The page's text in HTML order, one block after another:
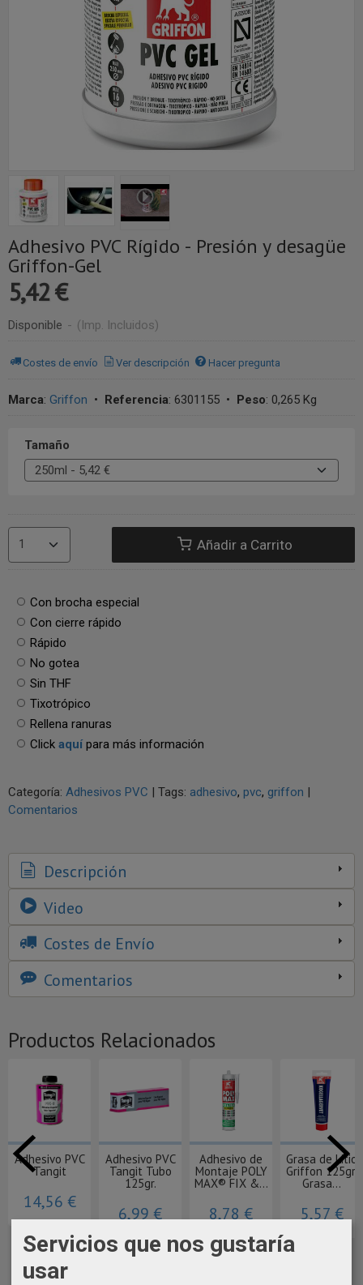
Adhesivo PVC Rígido - Presión y desagüe
Griffon-Gel
5,42 €
Disponible - (Imp. Incluidos)
Costes de envío Ver descripción Hacer pregunta
Marca: Griffon • Referencia: 6301155 • Peso: 0,265 Kg
Tamaño
Añadir a Carrito
Con brocha especial
Con cierre rápido
Rápido
No gotea
Sin THF
Tixotrópico
Rellena ranuras
Click aquípara más información
Categoría: Adhesivos PVC | Tags: adhesivo pvc griffon |
Comentarios
Descripción
Video
Costes de Envío
Comentarios
Productos Relacionados
Adhesivo PVC
Tangit
14,56 €
Adhesivo PVC
Tangit Tubo
125gr.
6,99 €
Adhesivo de
Montaje POLY
MAX® FIX &...
8,78 €
Grasa de Litio
Griffon 125gr.
Grasa...
5,57 €
Servicios que nos gustaría
usar